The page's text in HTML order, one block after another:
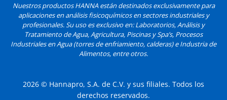
Nuestros productos HANNA están destinados exclusivamente para
aplicaciones en análisis fisicoquímicos en sectores industriales y
profesionales. Su uso es exclusivo en: Laboratorios, Análisis y
Tratamiento de Agua, Agricultura, Piscinas y Spa’s, Procesos
Industriales en Agua (torres de enfriamiento, calderas) e Industria de
Alimentos, entre otros.
2026 © Hannapro, S.A. de C.V. y sus filiales. Todos los
derechos reservados.